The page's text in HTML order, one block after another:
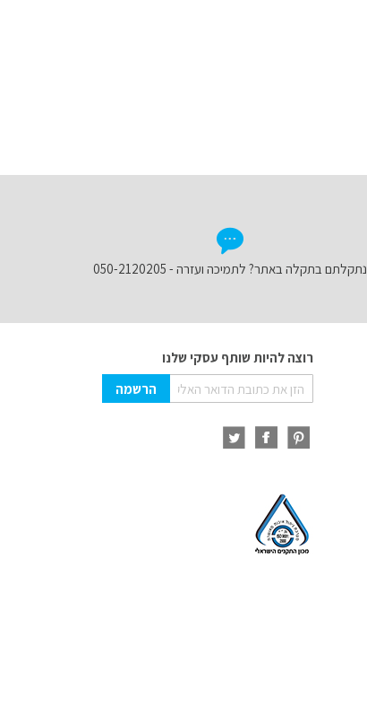
נתקלתם בתקלה באתר? לתמיכה ועזרה - 050-2120205
רוצה להיות שותף עסקי שלנו
Sign
Up
Our
הרשמה